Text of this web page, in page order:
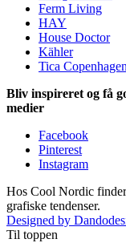
Ferm Living
HAY
House Doctor
Kähler
Tica
Bliv inspireret og få
medier
Facebook
Pinterest
Instagram
Hos Cool Nordic
grafiske tendenser.
Designed by
Til toppen